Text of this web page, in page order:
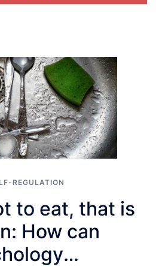
REGULATION
to eat, that is
How can